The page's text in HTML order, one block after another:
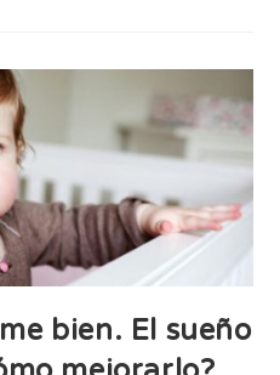
bien. El sueño